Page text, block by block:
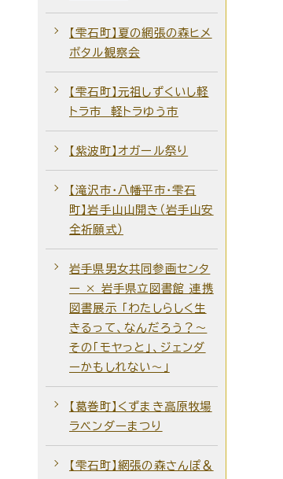
【雫石町】夏の網張の森ヒメ
ボタル観察会
【雫石町】元祖しずくいし軽
トラ市 軽トラゆう市
【紫波町】オガール祭り
【滝沢市・八幡平市・雫石
町】岩手山山開き（岩手山安
全祈願式）
岩手県男女共同参画センタ
ー × 岩手県立図書館 連携
図書展示 「わたしらしく生
きるって、なんだろう？～
その「モヤっと」、ジェンダ
ーかもしれない～」
【葛巻町】くずまき高原牧場
ラベンダーまつり
【雫石町】網張の森さんぽ＆